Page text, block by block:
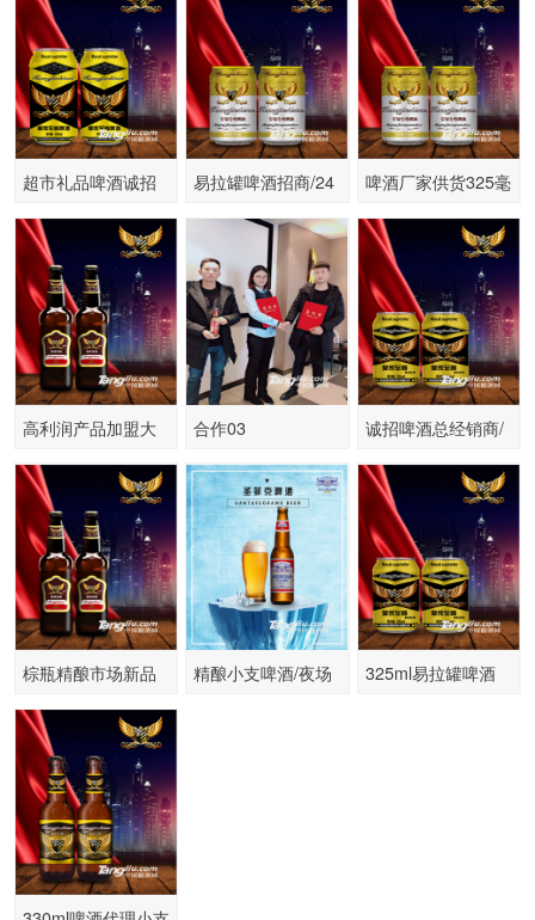
超市礼品啤酒诚招
代理支持团购
易拉罐啤酒招商/24
听8度啤酒诚招代理
啤酒厂家供货325毫
升8度高端畅销易拉
罐
高利润产品加盟大
诚招代理
合作03
诚招啤酒总经销商/
棕瓶精酿市场新品
精酿小支啤酒/夜场
325ml易拉罐啤酒